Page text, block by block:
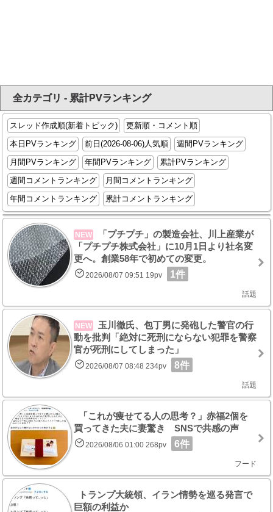
全カテゴリ - 累計PVランキング
スレッド作成順(新着トピック)
更新順・コメント順
本日PVランキング
前日(2026-08-06)人気順
週間PVランキング
月間PVランキング
年間PVランキング
累計PVランキング
週間コメントランキング
月間コメントランキング
年間コメントランキング
累計コメントランキング
NEW
「プチプチ」の製造会社、川上産業が
「プチプチ株式会社」に10月1日より社名変
更へ。創業58年で初めての変更。
2026/08/07 09:51 19pv 1件
話題
NEW
玉川徹氏、包丁男に発砲した警官の行
動を批判「絶対に死刑にならない犯罪を警察
官が死刑にしてしまった」
2026/08/07 08:48 234pv 8件
話題
「これが痩せてる人の思考？」赤福2個を
買ってきた夫に妻驚き SNSで共感の声
2026/08/06 01:00 268pv 6件
フード
トランプ大統領、イラン情勢を巡る発言で
巨額の利益か